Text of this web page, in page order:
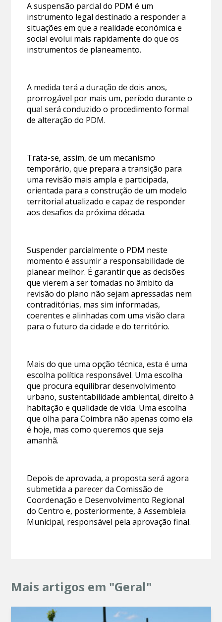
A suspensão parcial do PDM é um
instrumento legal destinado a responder a
situações em que a realidade económica e
social evolui mais rapidamente do que os
instrumentos de planeamento.
A medida terá a duração de dois anos,
prorrogável por mais um, período durante o
qual será conduzido o procedimento formal
de alteração do PDM.
Trata-se, assim, de um mecanismo
temporário, que prepara a transição para
uma revisão mais ampla e participada,
orientada para a construção de um modelo
territorial atualizado e capaz de responder
aos desafios da próxima década.
Suspender parcialmente o PDM neste
momento é assumir a responsabilidade de
planear melhor. É garantir que as decisões
que vierem a ser tomadas no âmbito da
revisão do plano não sejam apressadas nem
contraditórias, mas sim informadas,
coerentes e alinhadas com uma visão clara
para o futuro da cidade e do território.
Mais do que uma opção técnica, esta é uma
escolha política responsável. Uma escolha
que procura equilibrar desenvolvimento
urbano, sustentabilidade ambiental, direito à
habitação e qualidade de vida. Uma escolha
que olha para Coimbra não apenas como ela
é hoje, mas como queremos que seja
amanhã.
Depois de aprovada, a proposta será agora
submetida a parecer da Comissão de
Coordenação e Desenvolvimento Regional
do Centro e, posteriormente, à Assembleia
Municipal, responsável pela aprovação final.
Mais artigos em "Geral"